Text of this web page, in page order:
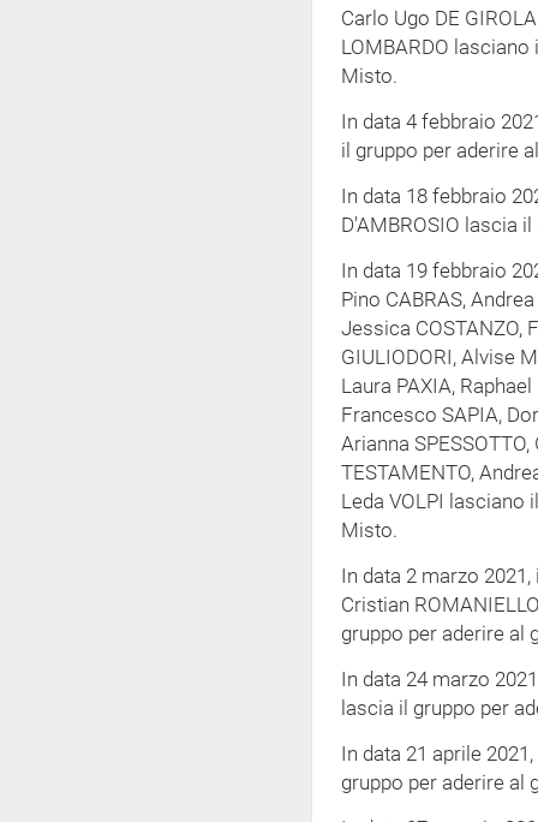
Carlo Ugo DE
LOMBARDO l asciano
Misto.
In data 4 febbraio
il gruppo per aderire
In data 18 febbraio
D'AMBROSIO lascia
In data 19 febbraio
Pino CABRAS,
Jessica COSTANZO,
GIULIODORI, Alvise
Laura PAXIA,
Francesco SAPIA,
Arianna
TESTAMENTO,
Leda VOLPI lasciano
Misto.
In data 2 marzo 2021,
Cristian
gruppo per aderire al
In data 24 marzo
lascia il gruppo per
In data 21 aprile
gruppo per aderire al